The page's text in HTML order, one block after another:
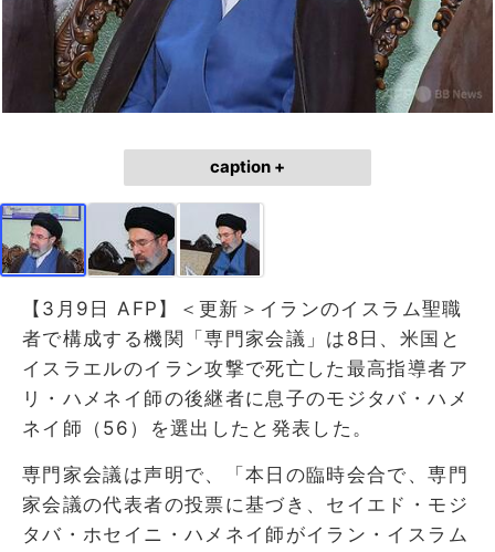
caption +
【3月9日 AFP】＜更新＞イランのイスラム聖職
者で構成する機関「専門家会議」は8日、米国と
イスラエルのイラン攻撃で死亡した最高指導者ア
リ・ハメネイ師の後継者に息子のモジタバ・ハメ
ネイ師（56）を選出したと発表した。
専門家会議は声明で、「本日の臨時会合で、専門
家会議の代表者の投票に基づき、セイエド・モジ
タバ・ホセイニ・ハメネイ師がイラン・イスラム